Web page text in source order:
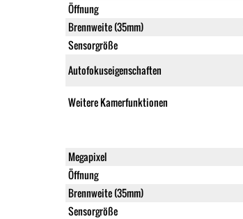
Öffnung
Brennweite (35mm)
Sensorgröße
Autofokuseigenschaften
Weitere Kamerfunktionen
Megapixel
Öffnung
Brennweite (35mm)
Sensorgröße